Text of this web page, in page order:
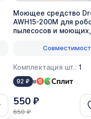
Моющее средство
AWH15-200M для
пылесосов и
Комплектация шт.: 1
92 ₽ в
550 ₽
650 ₽